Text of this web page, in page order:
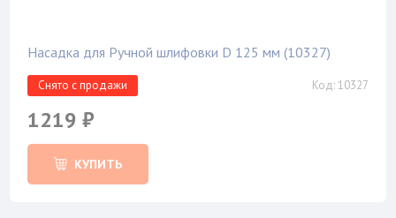
Насадка для Ручной шлифовки D 125 мм (10327)
Снято с продажи Код: 10327
1219 ₽
КУПИТЬ